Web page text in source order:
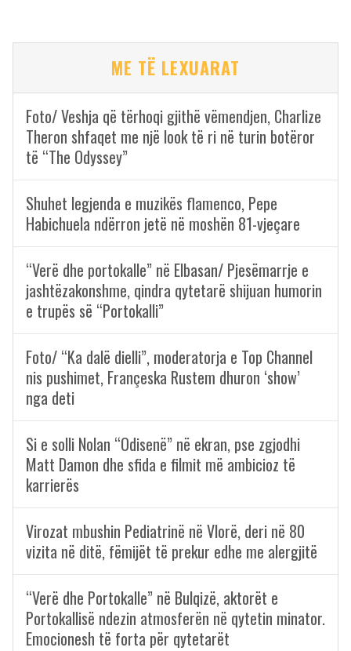
ME TË LEXUARAT
Foto/ Veshja që tërhoqi gjithë vëmendjen, Charlize
Theron shfaqet me një look të ri në turin botëror
të “The Odyssey”
Shuhet legjenda e muzikës flamenco, Pepe
Habichuela ndërron jetë në moshën 81-vjeçare
“Verë dhe portokalle” në Elbasan/ Pjesëmarrje e
jashtëzakonshme, qindra qytetarë shijuan humorin
e trupës së “Portokalli”
Foto/ “Ka dalë dielli”, moderatorja e Top Channel
nis pushimet, Françeska Rustem dhuron ‘show’
nga deti
Si e solli Nolan “Odisenë” në ekran, pse zgjodhi
Matt Damon dhe sfida e filmit më ambicioz të
karrierës
Virozat mbushin Pediatrinë në Vlorë, deri në 80
vizita në ditë, fëmijët të prekur edhe me alergjitë
“Verë dhe Portokalle” në Bulqizë, aktorët e
Portokallisë ndezin atmosferën në qytetin minator.
Emocionesh të forta për qytetarët